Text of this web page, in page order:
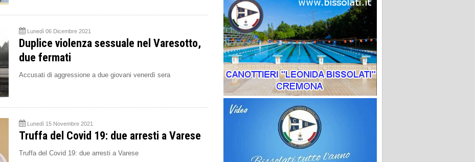
Lunedì 06 Dicembre 2021
Duplice violenza sessuale nel Varesotto,
due fermati
Accusati di aggressione a due giovani venerdì sera
Lunedì 15 Novembre 2021
Truffa del Covid 19: due arresti a Varese
Truffa del Covid 19: due arresti a Varese